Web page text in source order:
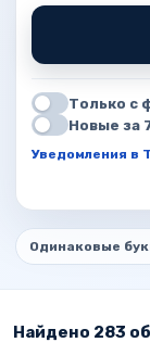
Только с
Новые за
Уведомления в
Одинаковые
Найдено 283